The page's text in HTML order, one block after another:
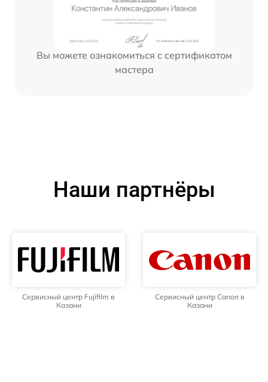
Вы можете ознакомиться с сертификатом
мастера
Наши партнёры
Сервисный центр Fujifilm в
Казани
Сервисный центр Canon в
Казани